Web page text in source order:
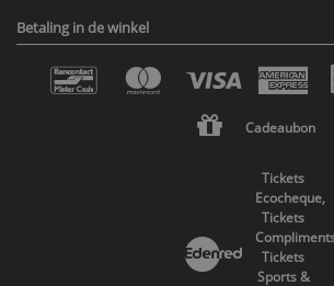
Betaling in de winkel
Cadeaubon
Tickets
Ecocheque,
Tickets
Tickets
Sports &